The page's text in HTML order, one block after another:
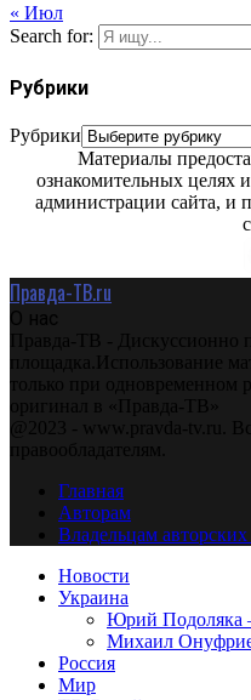
« Июл
Search for:
Рубрики
Рубрики
Материалы
ознакомительных целях
администрации сайта, и
Правда-ТВ.ru
О нас
Правда-ТВ - Дискуссионно
площадка.Использование
только при одновременном
оригинал в «Правда-ТВ»
@2023 - www.pravda-tv.ru.
правообладателям.
Главная
Авторам
Владельцам
Новости
Украина
Юрий
Михаил
Россия
Мир